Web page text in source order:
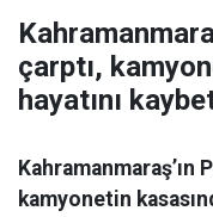
çarptı,
hayatını
Kahramanmaraş’ın
kamyonetin